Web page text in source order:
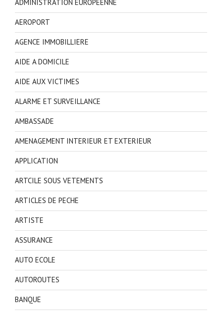
ADMINISTRATION EUROPEENNE
AEROPORT
AGENCE IMMOBILLIERE
AIDE A DOMICILE
AIDE AUX VICTIMES
ALARME ET SURVEILLANCE
AMBASSADE
AMENAGEMENT INTERIEUR ET EXTERIEUR
APPLICATION
ARTCILE SOUS VETEMENTS
ARTICLES DE PECHE
ARTISTE
ASSURANCE
AUTO ECOLE
AUTOROUTES
BANQUE